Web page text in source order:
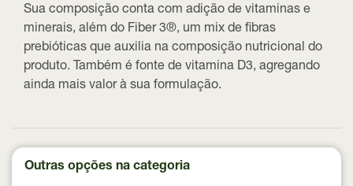
Sua composição conta com adição de vitaminas e
minerais, além do Fiber 3®, um mix de fibras
prebióticas que auxilia na composição nutricional do
produto. Também é fonte de vitamina D3, agregando
ainda mais valor à sua formulação.
Outras opções na categoria